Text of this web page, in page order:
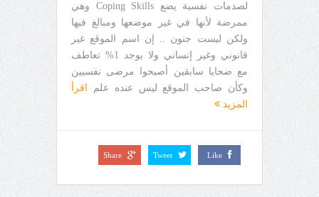
لصدمات نفسية يضع Coping Skills وهي
ممرضة لأنها في غير موضعها ومبالغ فيها
ولكن ليست جنون .. إن اسم الموقع غير
قانوني وغير إنساني ولا يوجد 1% تعاطف
مع ضحايا سابقين أصبحوا مرضى نفسيين
وكأن صاحب الموقع ليس عنده علم
اقرأ
المزيد
Like
Tweet
Share